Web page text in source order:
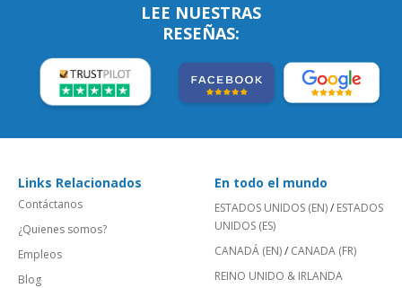
LEE NUESTRAS
RESEÑAS:
Links Relacionados
Contáctanos
¿Quienes somos?
Empleos
Blog
En todo el mundo
ESTADOS UNIDOS (EN)/ ESTADOS
UNIDOS (ES)
CANADÁ (EN)/ CANADA (FR)
REINO UNIDO & IRLANDA